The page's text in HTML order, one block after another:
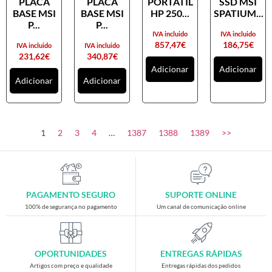
Placas gráficas
SAIS
Ventoínhas
Computadores
All-in-One
Gaming
Acessórios gaming
Cadeiras gaming
Merchandising
BASE MSI
P...
231,62€
IVA incluido
Adicionar
BASE MSI
P...
340,87€
IVA incluido
Adicionar
HP 250...
857,47€
IVA incluido
Adicionar
SPATIUM...
186,75€
IVA incluido
Adicionar
1 2 3 4 … 1387 1388 1389 >>
PAGAMENTO SEGURO
100% de segurança no pagamento
SUPORTE ONLINE
Um canal de comunicação online
OPORTUNIDADES
Artigos com preço e qualidade
ENTREGAS RÁPIDAS
Entregas rápidas dos pedidos